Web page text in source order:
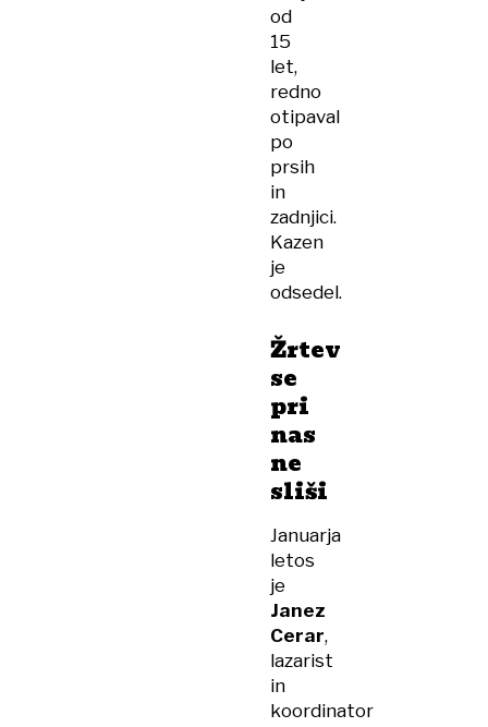
od
15
let,
redno
otipaval
po
prsih
in
zadnjici.
Kazen
je
odsedel.
Žrtev
se
pri
nas
ne
sliši
Januarja
letos
je
Janez
Cerar,
lazarist
in
koordinator